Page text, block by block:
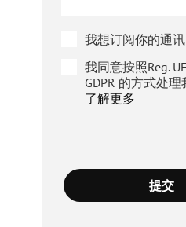
我想订阅你的通讯
我同意按照Reg.
GDPR 的方式处
了解更多